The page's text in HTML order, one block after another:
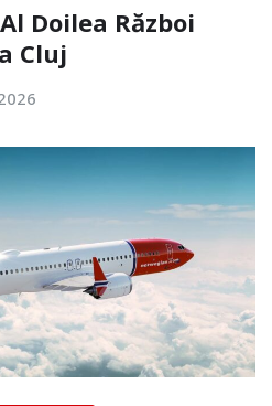
Doilea Război
Cluj